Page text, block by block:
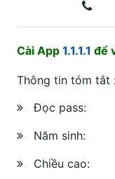
Cài App 1.1.1.1 để
Thông tin tóm tắt
Đọc pass:
Năm sinh:
Chiều cao: